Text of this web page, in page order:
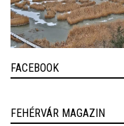
FACEBOOK
FEHÉRVÁR MAGAZIN